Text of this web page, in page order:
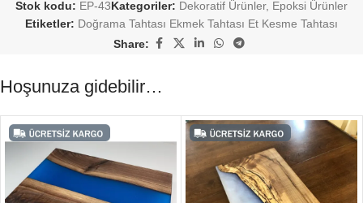
Stok kodu: EP-43Kategoriler: Dekoratif Ürünler, Epoksi Ürünler
Etiketler: Doğrama Tahtası Ekmek Tahtası Et Kesme Tahtası
Share:
Hoşunuza gidebilir…